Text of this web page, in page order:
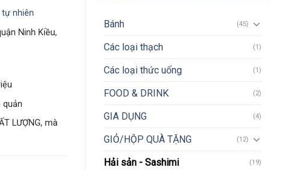
Bánh (45)
Các loại thạch (1)
Các loại thức uống (1)
FOOD & DRINK (2)
GIA DỤNG (4)
GIỎ/HỘP QUÀ TẶNG (12)
Hải sản - Sashimi (19)
tự nhiên
Ninh Kiều,
quản
LƯỢNG, mà